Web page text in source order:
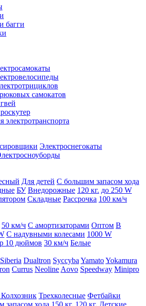
багги
самокатов
электротранспорта
Электроснегокаты
Для детей С большим запасом хода
БУ Внедорожные 120 кг. до 250 W
Складные Рассрочка 100 км/ч
50 км/ч С амортизаторами Оптом В
С надувными колесами 1000 W
10 дюймов 30 км/ч Белые
Dualtron Syccyba YamatoYokamura
Currus Neoline Aovo Speedway Minipro
Трехколесные Фетбайки
запасом хода 150 кг. 120 кг. Детские